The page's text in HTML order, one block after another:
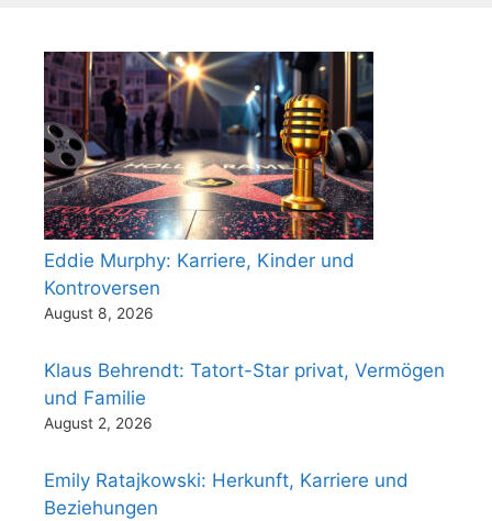
Eddie Murphy: Karriere, Kinder und
Kontroversen
August 8, 2026
Klaus Behrendt: Tatort-Star privat, Vermögen
und Familie
August 2, 2026
Emily Ratajkowski: Herkunft, Karriere und
Beziehungen